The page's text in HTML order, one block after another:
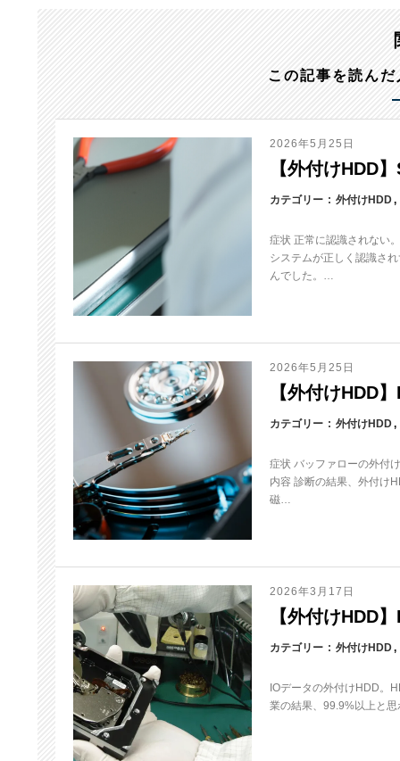
この記事を読ん
2026年5月25日
【外付けHDD
カテゴリー 外付けHDD
症状 正常に認識されない
システムが正しく認識さ
んでした。…
2026年5月25日
【外付けHDD
カテゴリー 外付けHDD
症状 バッファローの外付
内容 診断の結果、外付け
磁…
2026年3月17日
【外付けHDD
カテゴリー 外付けHDD
IOデータの外付けHDD。
業の結果、99.9%以上と